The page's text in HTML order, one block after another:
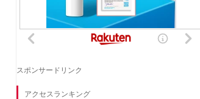
スポンサードリンク
アクセスランキング